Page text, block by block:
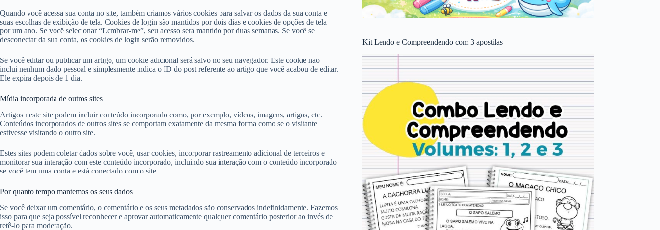
Quando você acessa sua conta no site, também criamos vários cookies para salvar os dados da sua conta e
suas escolhas de exibição de tela. Cookies de login são mantidos por dois dias e cookies de opções de tela
por um ano. Se você selecionar “Lembrar-me”, seu acesso será mantido por duas semanas. Se você se
desconectar da sua conta, os cookies de login serão removidos.
Se você editar ou publicar um artigo, um cookie adicional será salvo no seu navegador. Este cookie não
inclui nenhum dado pessoal e simplesmente indica o ID do post referente ao artigo que você acabou de editar.
Ele expira depois de 1 dia.
Mídia incorporada de outros sites
Artigos neste site podem incluir conteúdo incorporado como, por exemplo, vídeos, imagens, artigos, etc.
Conteúdos incorporados de outros sites se comportam exatamente da mesma forma como se o visitante
estivesse visitando o outro site.
Estes sites podem coletar dados sobre você, usar cookies, incorporar rastreamento adicional de terceiros e
monitorar sua interação com este conteúdo incorporado, incluindo sua interação com o conteúdo incorporado
se você tem uma conta e está conectado com o site.
Por quanto tempo mantemos os seus dados
Se você deixar um comentário, o comentário e os seus metadados são conservados indefinidamente. Fazemos
isso para que seja possível reconhecer e aprovar automaticamente qualquer comentário posterior ao invés de
retê-lo para moderação.
Kit Lendo e Compreendendo com 3 apostilas